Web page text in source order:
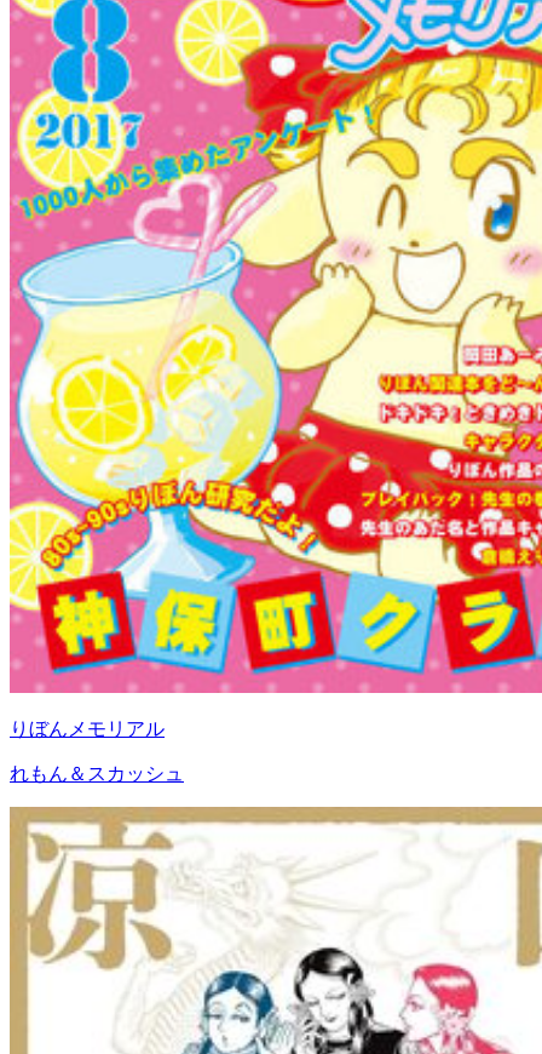
りぼんメモリアル
れもん＆スカッシュ